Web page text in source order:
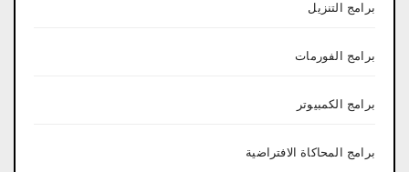
برامج التنزيل
برامج الفورمات
برامج الكمبيوتر
برامج المحاكاة الافتراضية